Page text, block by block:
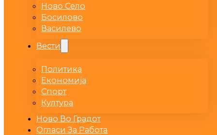
Ново Село
Босилово
Василево
Вести
Политика
Економија
Спорт
Култура
Ново Во Градот
Огласи За Работа